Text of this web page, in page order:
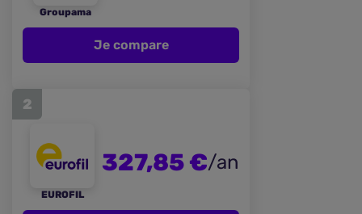
Groupama
Je compare
2
EUROFIL
327,85 €/an